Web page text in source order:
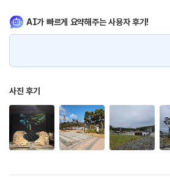
AI가 빠르게 요약해주는 사용자 후기!
사진 후기